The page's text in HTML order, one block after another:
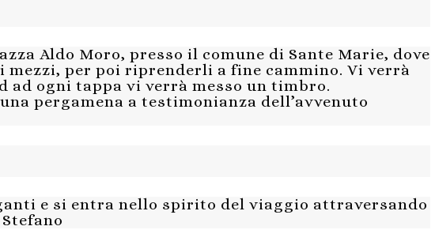
Aldo Moro, presso il comune di Sante Marie, dove
per poi riprenderli a fine cammino. Vi verrà
ad ogni tappa vi verrà messo un timbro.
pergamena a testimonianza dell’avvenuto
e si entra nello spirito del viaggio attraversando